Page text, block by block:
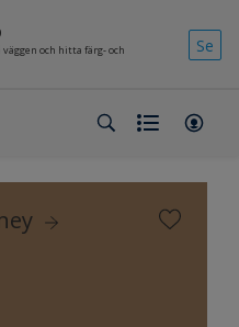
och hitta färg- och
Se